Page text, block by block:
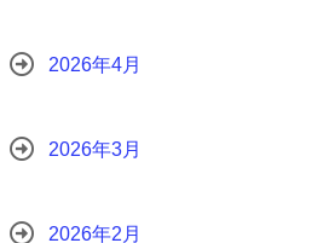
2026年4月
2026年3月
2026年2月